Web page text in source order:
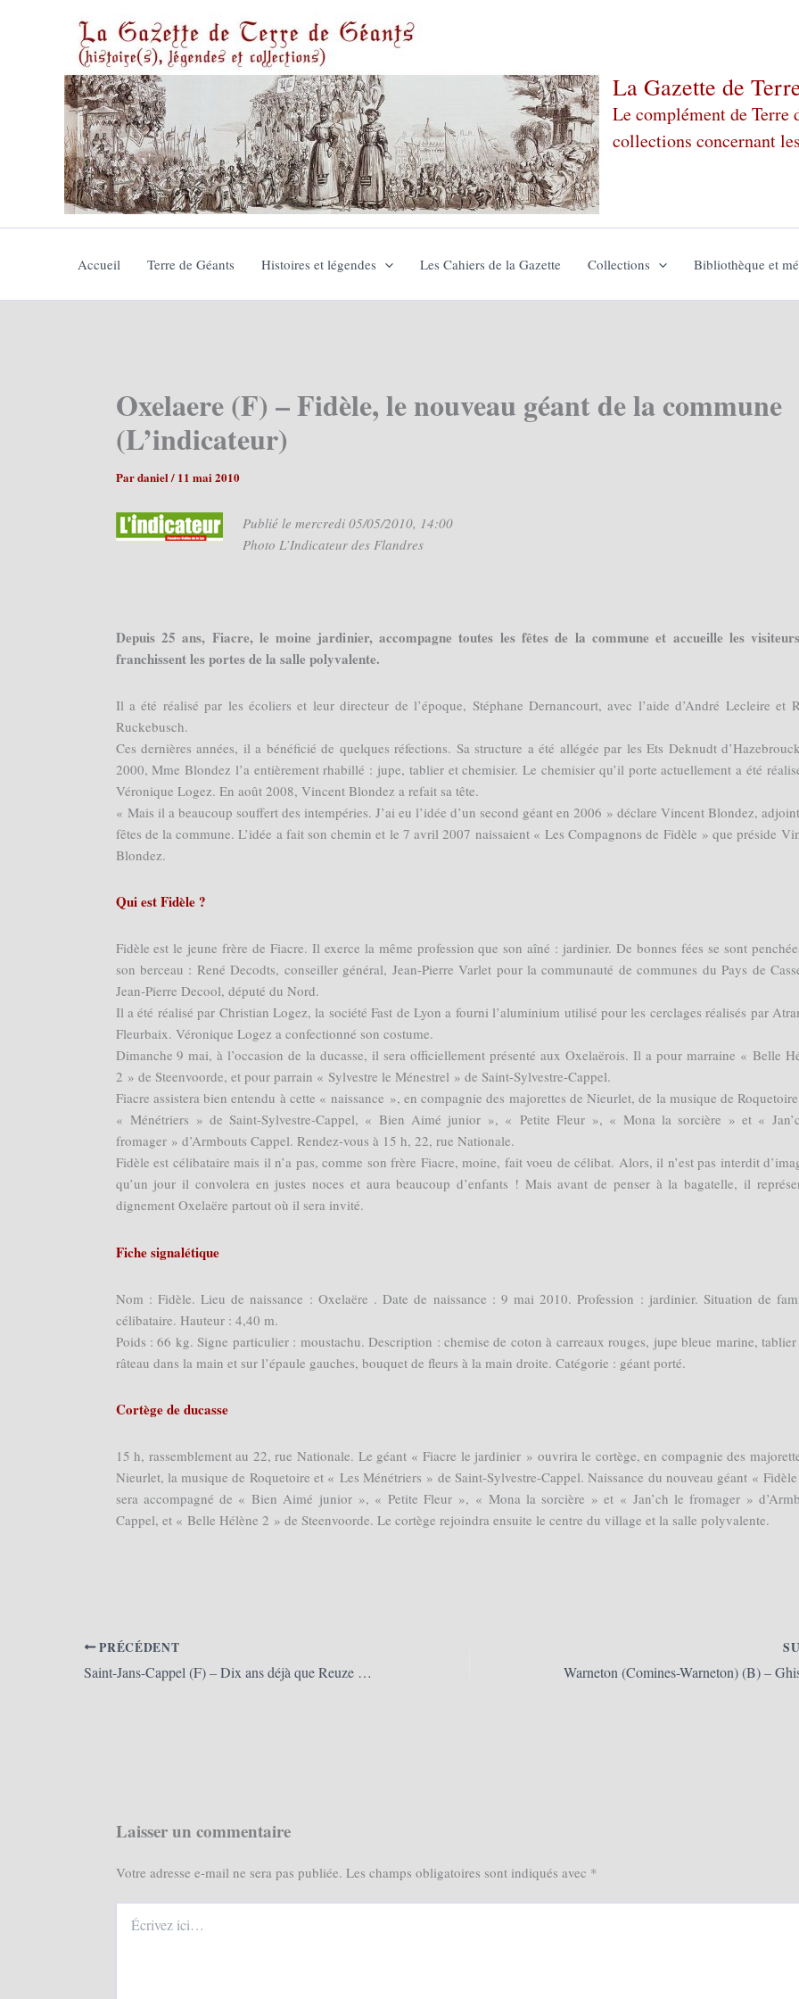
La Gazette de
Le complément de Terre
collections concernant
Accueil Terre de Géants Histoires et légendes Les Cahiers de la Gazette Collections Bibliothèque et
Oxelaere (F) – Fidèle, le nouveau géant de la commune
(L’indicateur)
Pardaniel / 11 mai 2010
Publié le mercredi 05/05/2010, 14:00
Photo L’Indicateur des Flandres
Depuis 25 ans, Fiacre, le moine jardinier, accompagne toutes les fêtes de la commune et accueille les
franchissent les portes de la salle polyvalente.
Il a été réalisé par les écoliers et leur directeur de l’époque, Stéphane Dernancourt, avec l’aide d’André Lecleire et
Ruckebusch.
Ces dernières années, il a bénéficié de quelques réfections. Sa structure a été allégée par les Ets Deknudt
2000, Mme Blondez l’a entièrement rhabillé : jupe, tablier et chemisier. Le chemisier qu’il porte actuellement a été
Véronique Logez. En août 2008, Vincent Blondez a refait sa tête.
« Mais il a beaucoup souffert des intempéries. J’ai eu l’idée d’un second géant en 2006 » déclare Vincent Blondez,
fêtes de la commune. L’idée a fait son chemin et le 7 avril 2007 naissaient « Les Compagnons de Fidèle » que préside
Blondez.
Qui est Fidèle ?
Fidèle est le jeune frère de Fiacre. Il exerce la même profession que son aîné : jardinier. De bonnes fées se sont
son berceau : René Decodts, conseiller général, Jean-Pierre Varlet pour la communauté de communes du Pays de
Jean-Pierre Decool, député du Nord.
Il a été réalisé par Christian Logez, la société Fast de Lyon a fourni l’aluminium utilisé pour les cerclages réalisés par
Fleurbaix. Véronique Logez a confectionné son costume.
Dimanche 9 mai, à l’occasion de la ducasse, il sera officiellement présenté aux Oxelaërois. Il a pour marraine « Belle
2 » de Steenvoorde, et pour parrain « Sylvestre le Ménestrel » de Saint-Sylvestre-Cappel.
Fiacre assistera bien entendu à cette « naissance », en compagnie des majorettes de Nieurlet, de la musique de
« Ménétriers » de Saint-Sylvestre-Cappel, « Bien Aimé junior », « Petite Fleur », « Mona la sorcière » et «
fromager » d’Armbouts Cappel. Rendez-vous à 15 h, 22, rue Nationale.
Fidèle est célibataire mais il n’a pas, comme son frère Fiacre, moine, fait voeu de célibat. Alors, il n’est pas interdit
qu’un jour il convolera en justes noces et aura beaucoup d’enfants ! Mais avant de penser à la bagatelle, il
dignement Oxelaëre partout où il sera invité.
Fiche signalétique
Nom : Fidèle. Lieu de naissance : Oxelaëre . Date de naissance : 9 mai 2010. Profession : jardinier. Situation de
célibataire. Hauteur : 4,40 m.
Poids : 66 kg. Signe particulier : moustachu. Description : chemise de coton à carreaux rouges, jupe bleue marine, tablier
râteau dans la main et sur l’épaule gauches, bouquet de fleurs à la main droite. Catégorie : géant porté.
Cortège de ducasse
15 h, rassemblement au 22, rue Nationale. Le géant « Fiacre le jardinier » ouvrira le cortège, en compagnie des
Nieurlet, la musique de Roquetoire et « Les Ménétriers » de Saint-Sylvestre-Cappel. Naissance du nouveau géant «
sera accompagné de « Bien Aimé junior », « Petite Fleur », « Mona la sorcière » et « Jan’ch le fromager »
Cappel, et « Belle Hélène 2 » de Steenvoorde. Le cortège rejoindra ensuite le centre du village et la salle polyvalente.
PRÉCÉDENT
Saint-Jans-Cappel (F) – Dix ans déjà que Reuze maman a adopté son nouveau visage (L’Indicateur)
Laisser un commentaire
Votre adresse e-mail ne sera pas publiée. Les champs obligatoires sont indiqués avec *
ici…